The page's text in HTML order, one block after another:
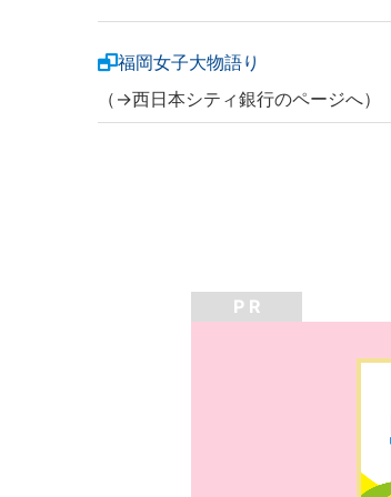
福岡女子大物語り
（→西日本シティ銀行のページへ）
P R